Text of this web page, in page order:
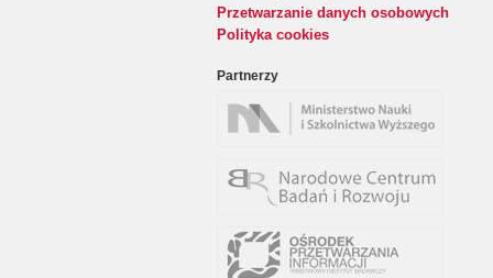
Przetwarzanie danych osobowych
Polityka cookies
Partnerzy